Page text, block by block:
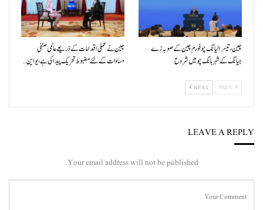
چین، تیسرا لیانگ چو فورم چین کے صوبہ زے
جیانگ کے شہر ہانگ چو میں شروع
چین نے عملی اقدامات کے ذریعے عالمی صنفی
مساوات کے لئے مضبوط تحریک پیدا کی ہے، یو این…
NEXT
LEAVE A REPLY
Your email address will not be published.